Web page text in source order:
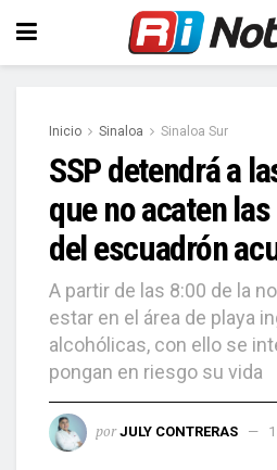
Inicio Sinaloa Sinaloa Sur
SSP detendrá a
que no acaten
del escuadrón
A partir de las 8:00 de la
estar en el área de playa
alcohólicas, con ello se
pongan en riesgo su vida
por JULY CONTRERAS